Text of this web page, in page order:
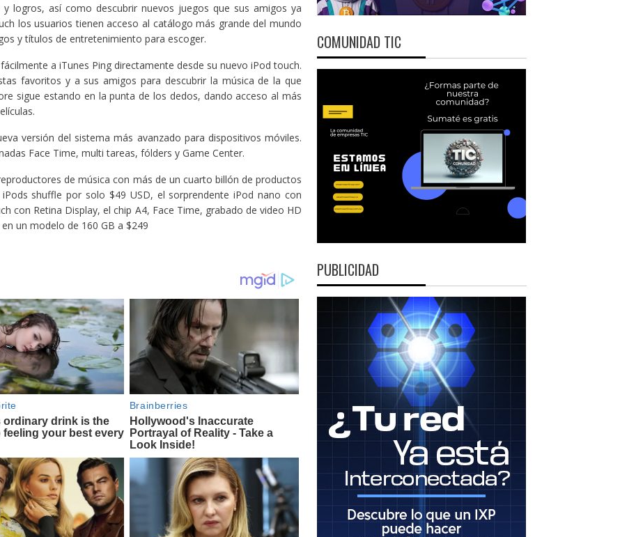
logros, así como descubrir nuevos juegos que sus amigos ya
los usuarios tienen acceso al catálogo más grande del mundo
y títulos de entretenimiento para escoger.
a iTunes Ping directamente desde su nuevo iPod touch.
favoritos y a sus amigos para descubrir la música de la que
sigue estando en la punta de los dedos, dando acceso al más
versión del sistema más avanzado para dispositivos móviles.
Face Time, multi tareas, fólders y Game Center.
de música con más de un cuarto billón de productos
shuffle por solo $49 USD, el sorprendente iPod nano con
con Retina Display, el chip A4, Face Time, grabado de video HD
un modelo de 160 GB a $249
COMUNIDAD TIC
PUBLICIDAD